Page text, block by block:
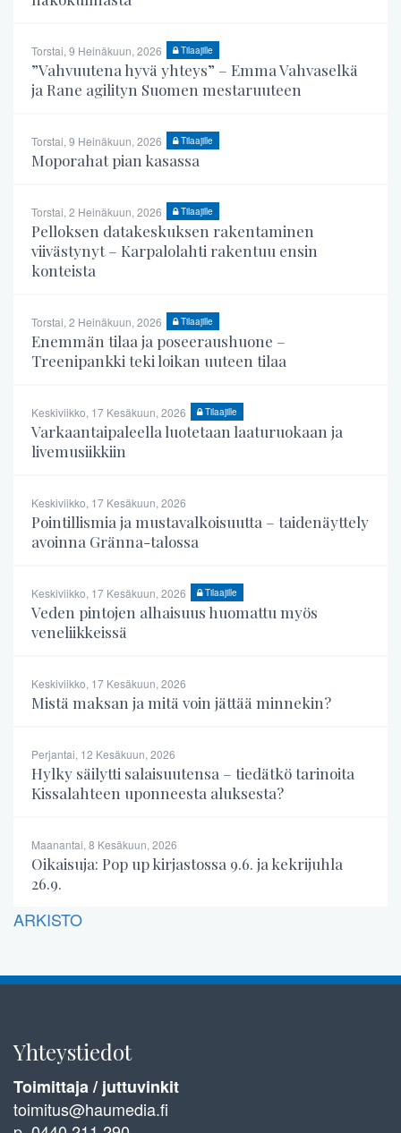
Torstai, 9 Heinäkuun, 2026 Tilaajille
”Vahvuutena hyvä yhteys” – Emma Vahvaselkä
ja Rane agilityn Suomen mestaruuteen
Torstai, 9 Heinäkuun, 2026 Tilaajille
Moporahat pian kasassa
Torstai, 2 Heinäkuun, 2026 Tilaajille
Pelloksen datakeskuksen rakentaminen
viivästynyt – Karpalolahti rakentuu ensin
konteista
Torstai, 2 Heinäkuun, 2026 Tilaajille
Enemmän tilaa ja poseeraushuone –
Treenipankki teki loikan uuteen tilaa
Keskiviikko, 17 Kesäkuun, 2026 Tilaajille
Varkaantaipaleella luotetaan laaturuokaan ja
livemusiikkiin
Keskiviikko, 17 Kesäkuun, 2026
Pointillismia ja mustavalkoisuutta – taidenäyttely
avoinna Gränna-talossa
Keskiviikko, 17 Kesäkuun, 2026 Tilaajille
Veden pintojen alhaisuus huomattu myös
veneliikkeissä
Keskiviikko, 17 Kesäkuun, 2026
Mistä maksan ja mitä voin jättää minnekin?
Perjantai, 12 Kesäkuun, 2026
Hylky säilytti salaisuutensa – tiedätkö tarinoita
Kissalahteen uponneesta aluksesta?
Maanantai, 8 Kesäkuun, 2026
Oikaisuja: Pop up kirjastossa 9.6. ja kekrijuhla
26.9.
ARKISTO
Yhteystiedot
Toimittaja / juttuvinkit
toimitus@haumedia.fi